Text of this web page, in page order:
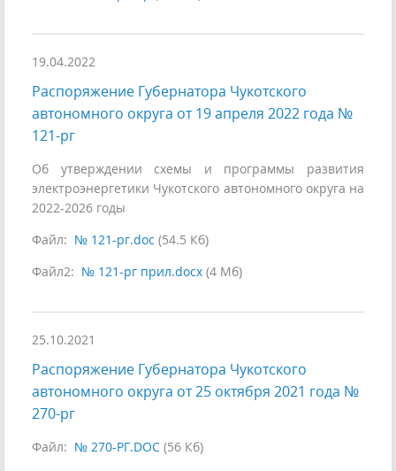
19.04.2022
Распоряжение Губернатора Чукотского
автономного округа от 19 апреля 2022 года №
121-рг
Об утверждении схемы и программы развития
электроэнергетики Чукотского автономного округа на
2022-2026 годы
Файл: № 121-рг.doc (54.5 Кб)
Файл2: № 121-рг прил.docx (4 Мб)
25.10.2021
Распоряжение Губернатора Чукотского
автономного округа от 25 октября 2021 года №
270-рг
Файл: № 270-РГ.DOC (56 Кб)